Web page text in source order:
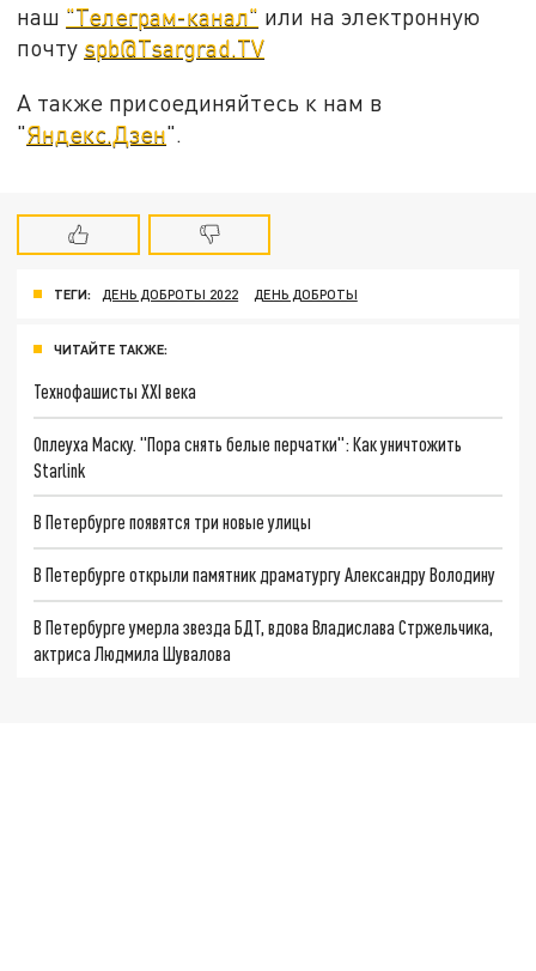
наш "Телеграм-канал" или на электронную
почту spb@Tsargrad.TV
А также присоединяйтесь к нам в
"Яндекс.Дзен".
ТЕГИ: ДЕНЬ ДОБРОТЫ 2022 ДЕНЬ ДОБРОТЫ
ЧИТАЙТЕ ТАКЖЕ:
Технофашисты XXI века
Оплеуха Маску. "Пора снять белые перчатки": Как уничтожить
Starlink
В Петербурге появятся три новые улицы
В Петербурге открыли памятник драматургу Александру Володину
В Петербурге умерла звезда БДТ, вдова Владислава Стржельчика,
актриса Людмила Шувалова